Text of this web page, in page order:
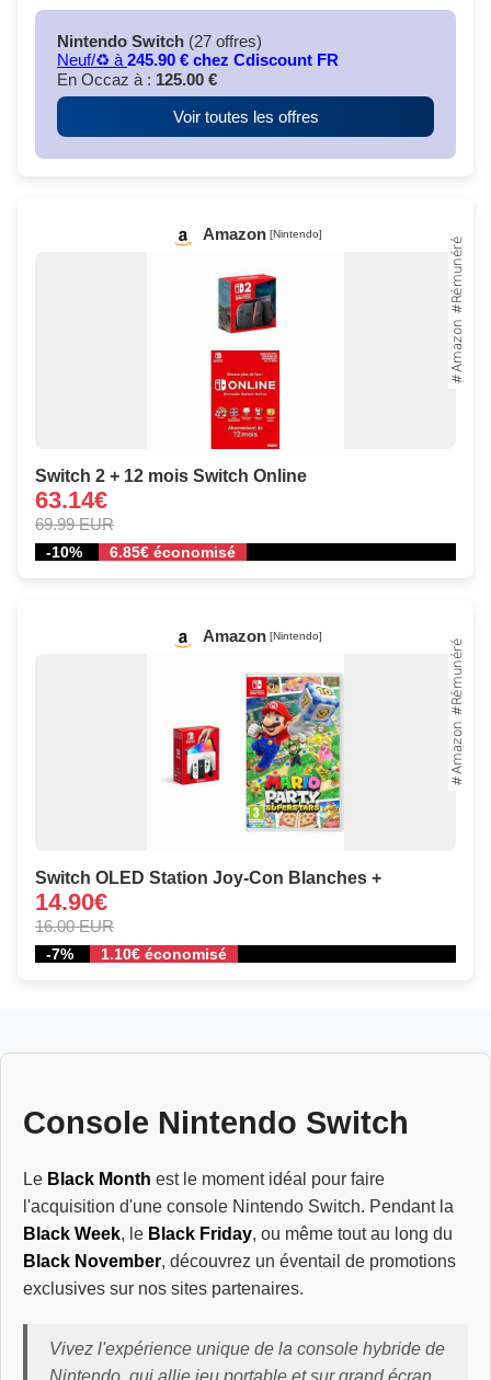
Nintendo Switch (27 offres)
Neuf/♻️ à 245.90 € chez Cdiscount FR
En Occaz à : 125.00 €
Voir toutes les offres
Amazon [Nintendo]
Switch 2 + 12 mois Switch Online
63.14€
69.99 EUR
-10% 6.85€ économisé
Amazon [Nintendo]
Switch OLED Station Joy-Con Blanches +
14.90€
16.00 EUR
-7% 1.10€ économisé
Console Nintendo Switch
Le Black Month est le moment idéal pour faire
l'acquisition d'une console Nintendo Switch. Pendant la
Black Week, le Black Friday, ou même tout au long du
Black November, découvrez un éventail de promotions
exclusives sur nos sites partenaires.
Vivez l'expérience unique de la console hybride de